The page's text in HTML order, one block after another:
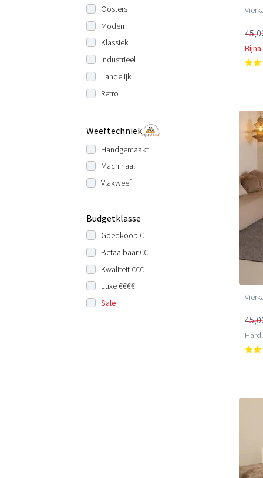
Oosters
Modern
Klassiek
Industrieel
Landelijk
Retro
Weeftechniek
Handgemaakt
Machinaal
Vlakweef
Budgetklasse
Goedkoop €
Betaalbaar €€
Kwaliteit €€€
Luxe €€€€
Sale